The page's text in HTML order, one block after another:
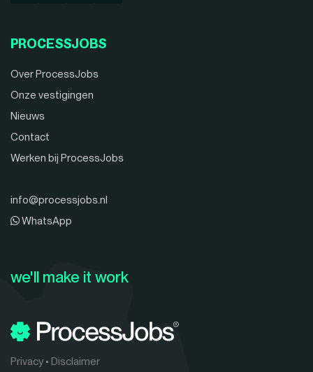
PROCESSJOBS
Over ProcessJobs
Onze vestigingen
Nieuws
Contact
Werken bij ProcessJobs
info@processjobs.nl
WhatsApp
Privacy• Disclaimer
we'll make it work